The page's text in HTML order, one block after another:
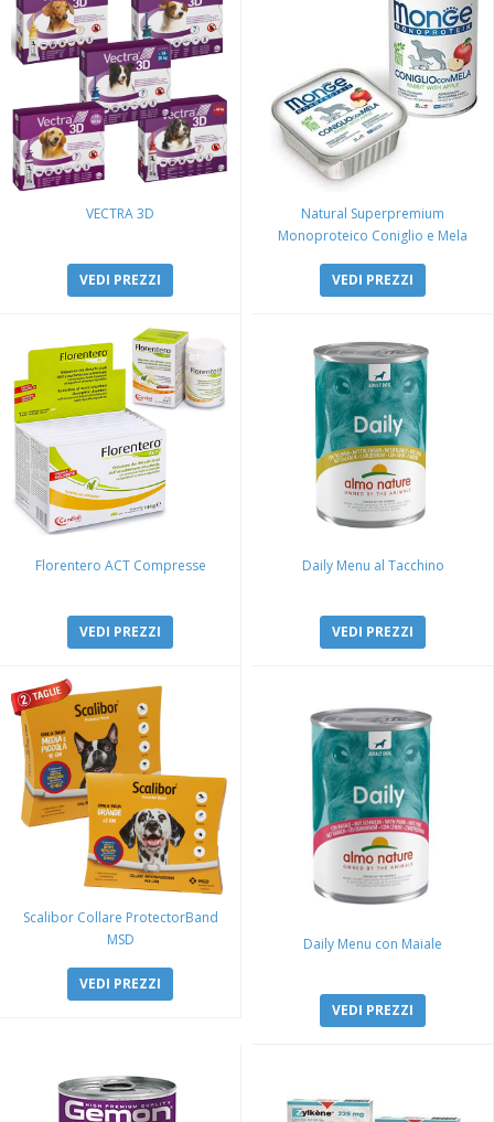
VECTRA 3D
VEDI PREZZI
Natural Superpremium
Monoproteico Coniglio e Mela
VEDI PREZZI
Florentero ACT Compresse
VEDI PREZZI
Daily Menu al Tacchino
VEDI PREZZI
Scalibor Collare ProtectorBand
MSD
VEDI PREZZI
Daily Menu con Maiale
VEDI PREZZI